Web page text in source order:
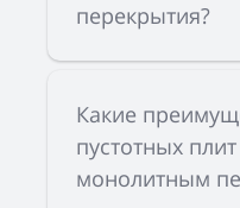
перекрытия?
Какие
пустотных
монолитным